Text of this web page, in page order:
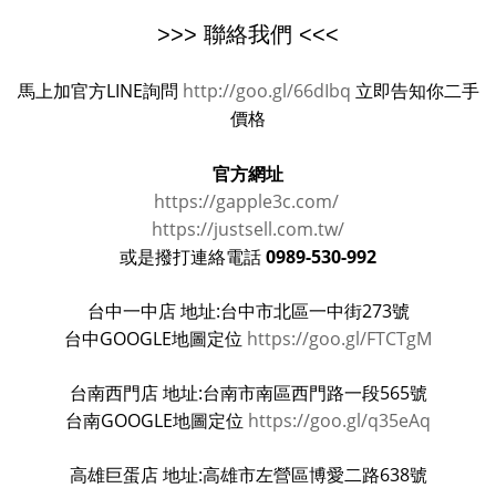
>>> 聯絡我們 <<<
馬上加官方LINE詢問 http://goo.gl/66dIbq 立即告知你二手
價格
官方網址
https://gapple3c.com/
https://justsell.com.tw/
或是撥打連絡電話 0989-530-992
台中一中店 地址:台中市北區一中街273號
台中GOOGLE地圖定位 https://goo.gl/FTCTgM
台南西門店 地址:台南市南區西門路一段565號
台南GOOGLE地圖定位 https://goo.gl/q35eAq
高雄巨蛋店 地址:高雄市左營區博愛二路638號